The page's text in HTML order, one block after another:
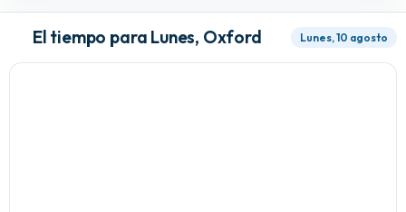
El tiempo para Lunes, Oxford Lunes, 10 agosto